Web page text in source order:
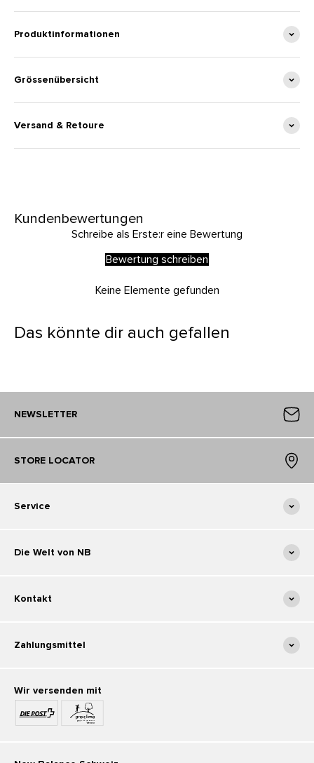
Produktinformationen
Grössenübersicht
Versand & Retoure
Kundenbewertungen
Schreibe als Erste:r eine Bewertung
Bewertung schreiben
Keine Elemente gefunden
Das könnte dir auch gefallen
NEWSLETTER
STORE LOCATOR
Service
Die Welt von NB
Kontakt
Wir versenden mit
Zahlungsmittel